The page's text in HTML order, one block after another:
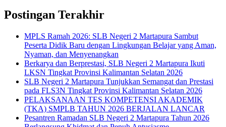
Postingan Terakhir
MPLS Ramah 2026: SLB Negeri 2 Martapura Sambut
Peserta Didik Baru dengan Lingkungan Belajar yang Aman,
Nyaman, dan Menyenangkan
Berkarya dan Berprestasi, SLB Negeri 2 Martapura Ikuti
LKSN Tingkat Provinsi Kalimantan Selatan 2026
SLB Negeri 2 Martapura Tunjukkan Semangat dan Prestasi
pada FLS3N Tingkat Provinsi Kalimantan Selatan 2026
PELAKSANAAN TES KOMPETENSI AKADEMIK
(TKA) SMPLB TAHUN 2026 BERJALAN LANCAR
Pesantren Ramadan SLB Negeri 2 Martapura Tahun 2026